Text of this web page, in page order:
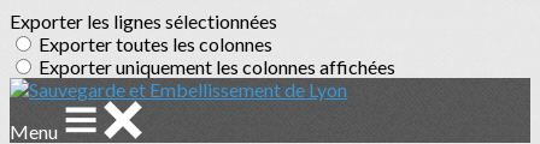
Exporter les lignes sélectionnées
Exporter toutes les colonnes
Exporter uniquement les colonnes affichées
Menu